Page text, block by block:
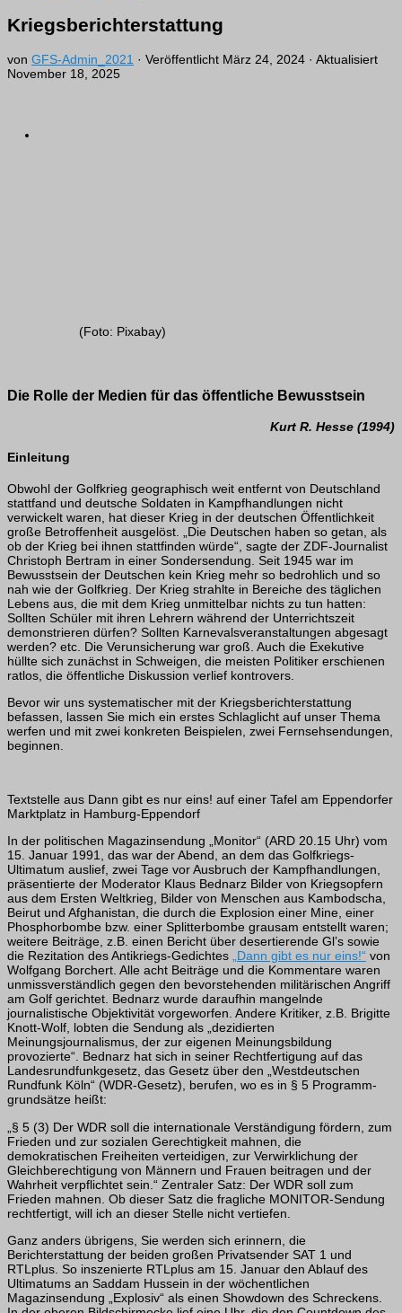
Kriegsberichterstattung
von GFS-Admin_2021 · Veröffentlicht März 24, 2024 · Aktualisiert
November 18, 2025
(Foto: Pixabay)
Die Rolle der Medien für das öffentliche Bewusstsein
Kurt R. Hesse (1994)
Einleitung
Obwohl der Golfkrieg geographisch weit entfernt von Deutschland
stattfand und deutsche Soldaten in Kampfhandlungen nicht
verwickelt waren, hat dieser Krieg in der deutschen Öffentlichkeit
große Betroffenheit ausgelöst. „Die Deutschen haben so getan, als
ob der Krieg bei ihnen stattfinden würde“, sagte der ZDF-Journalist
Christoph Bertram in einer Sondersendung. Seit 1945 war im
Bewusstsein der Deutschen kein Krieg mehr so bedrohlich und so
nah wie der Golfkrieg. Der Krieg strahlte in Bereiche des täglichen
Lebens aus, die mit dem Krieg unmittelbar nichts zu tun hatten:
Sollten Schüler mit ihren Lehrern während der Unterrichtszeit
demon­strieren dürfen? Sollten Karnevalsveranstaltungen abgesagt
werden? etc. Die Verun­sicherung war groß. Auch die Exekutive
hüllte sich zunächst in Schweigen, die meisten Politiker erschienen
ratlos, die öffentliche Diskussion verlief kontrovers.
Bevor wir uns systematischer mit der Kriegsberichterstattung
befassen, lassen Sie mich ein erstes Schlaglicht auf unser Thema
werfen und mit zwei konkreten Beispielen, zwei Fernsehsendungen,
beginnen.
Textstelle aus Dann gibt es nur eins! auf einer Tafel am Eppendorfer
Marktplatz in Hamburg-Eppendorf
In der politischen Magazinsendung „Monitor“ (ARD 20.15 Uhr) vom
15. Januar 1991, das war der Abend, an dem das Golfkriegs-
Ultimatum auslief, zwei Tage vor Aus­bruch der Kampfhandlungen,
präsentierte der Moderator Klaus Bednarz Bilder von Kriegsopfern
aus dem Ersten Weltkrieg, Bilder von Menschen aus Kambodscha,
Beirut und Afghanistan, die durch die Explosion einer Mine, einer
Phosphorbombe bzw. einer Splitterbombe grausam entstellt waren;
weitere Beiträge, z.B. einen Bericht über desertierende Gl’s sowie
die Rezitation des Antikriegs-Gedichtes „Dann gibt es nur eins!“ von
Wolfgang Borchert. Alle acht Beiträge und die Kommentare waren
unmissverständlich gegen den bevorstehenden militärischen Angriff
am Golf gerichtet. Bednarz wurde daraufhin mangelnde
journalistische Objektivität vorge­worfen. Andere Kritiker, z.B. Brigitte
Knott-Wolf, lobten die Sendung als „dezidierten
Meinungsjournalismus, der zur eigenen Meinungsbildung
provozierte“. Bednarz hat sich in seiner Rechtfertigung auf das
Landesrundfunkgesetz, das Gesetz über den „Westdeutschen
Rundfunk Köln“ (WDR-Gesetz), berufen, wo es in § 5 Programm­
grundsätze heißt:
„§ 5 (3) Der WDR soll die internationale Verständigung fördern, zum
Frieden und zur sozialen Gerechtigkeit mahnen, die
demokratischen Freiheiten verteidigen, zur Verwirklichung der
Gleichberechtigung von Männern und Frauen beitragen und der
Wahrheit verpflichtet sein.“ Zentraler Satz: Der WDR soll zum
Frieden mahnen. Ob dieser Satz die fragliche MONITOR-Sendung
rechtfertigt, will ich an dieser Stelle nicht vertiefen.
Ganz anders übrigens, Sie werden sich erinnern, die
Berichterstattung der beiden großen Privatsender SAT 1 und
RTLplus. So inszenierte RTLplus am 15. Januar den Ablauf des
Ultimatums an Saddam Hussein in der wöchentlichen
Magazinsendung „Explosiv“ als einen Showdown des Schreckens.